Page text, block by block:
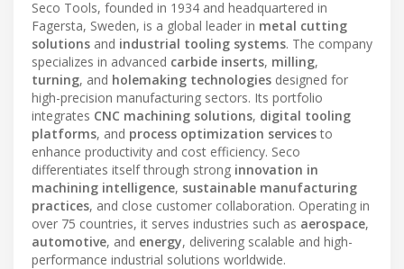
Seco Tools, founded in 1934 and headquartered in
Fagersta, Sweden, is a global leader in metal cutting
solutions and industrial tooling systems. The company
specializes in advanced carbide inserts, milling,
turning, and holemaking technologies designed for
high-precision manufacturing sectors. Its portfolio
integrates CNC machining solutions, digital tooling
platforms, and process optimization servicesto
enhance productivity and cost efficiency. Seco
differentiates itself through strong innovation in
machining intelligence, sustainable manufacturing
practices, and close customer collaboration. Operating in
over 75 countries, it serves industries such as aerospace,
automotive, and energy, delivering scalable and high-
performance industrial solutions worldwide.